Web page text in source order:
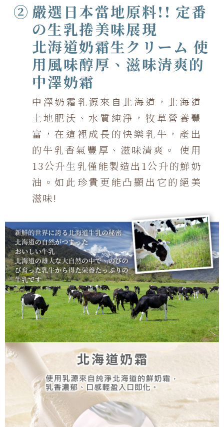
② 嚴選日本當地原料!! 定番
の生乳捲美味展現
北海道奶霜生クリーム 使
用風味醇厚、滋味清爽的
中澤奶霜
中澤奶霜乳源來自北海道，北海道
土地肥沃、水質純淨，牧草營養豐
富，在這裡成長的快樂乳牛，產出
的牛乳香氣豐厚、滋味清爽。 使用
13公升生乳僅能製造出1公升的鮮奶
油。如此珍貴更能凸顯出它的絕美
滋味!